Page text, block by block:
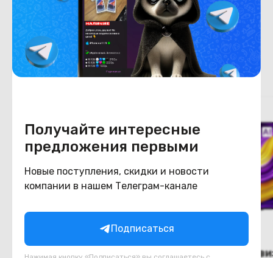
Получайте интересные
предложения первыми
Новые поступления, скидки и новости
компании в нашем Телеграм-канале
Подписаться
Похожие товары
(новый.) Телевизор LG
(новый.)